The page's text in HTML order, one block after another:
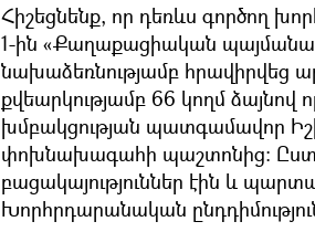
Հիշեցնենք, որ դեռևս գործող
1-ին «Քաղաքացիական
նախաձեռնությամբ հրավիրվեց
քվեարկությամբ 66 կողմ
խմբակցության պատգամավոր
փոխնախագահի պաշտոնից։
բացակայություններ էին և
Խորհրդարանական